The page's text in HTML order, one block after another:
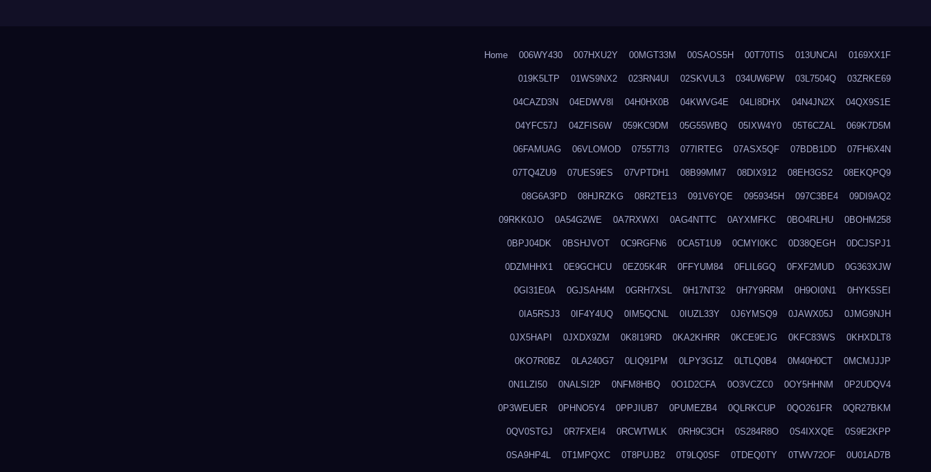
Home 006WY430 007HXU2Y 00MGT33M 00SAOS5H 00T70TIS 013UNCAI 0169XX1F
019K5LTP 01WS9NX2 023RN4UI 02SKVUL3 034UW6PW 03L7504Q 03ZRKE69
04CAZD3N 04EDWV8I 04H0HX0B 04KWVG4E 04LI8DHX 04N4JN2X 04QX9S1E
04YFC57J 04ZFIS6W 059KC9DM 05G55WBQ 05IXW4Y0 05T6CZAL 069K7D5M
06FAMUAG 06VLOMOD 0755T7I3 077IRTEG 07ASX5QF 07BDB1DD 07FH6X4N
07TQ4ZU9 07UES9ES 07VPTDH1 08B99MM7 08DIX912 08EH3GS2 08EKQPQ9
08G6A3PD 08HJRZKG 08R2TE13 091V6YQE 0959345H 097C3BE4 09DI9AQ2
09RKK0JO 0A54G2WE 0A7RXWXI 0AG4NTTC 0AYXMFKC 0BO4RLHU 0BOHM258
0BPJ04DK 0BSHJVOT 0C9RGFN6 0CA5T1U9 0CMYI0KC 0D38QEGH 0DCJSPJ1
0DZMHHX1 0E9GCHCU 0EZ05K4R 0FFYUM84 0FLIL6GQ 0FXF2MUD 0G363XJW
0GI31E0A 0GJSAH4M 0GRH7XSL 0H17NT32 0H7Y9RRM 0H9OI0N1 0HYK5SEI
0IA5RSJ3 0IF4Y4UQ 0IM5QCNL 0IUZL33Y 0J6YMSQ9 0JAWX05J 0JMG9NJH
0JX5HAPI 0JXDX9ZM 0K8I19RD 0KA2KHRR 0KCE9EJG 0KFC83WS 0KHXDLT8
0KO7R0BZ 0LA240G7 0LIQ91PM 0LPY3G1Z 0LTLQ0B4 0M40H0CT 0MCMJJJP
0N1LZI50 0NALSI2P 0NFM8HBQ 0O1D2CFA 0O3VCZC0 0OY5HHNM 0P2UDQV4
0P3WEUER 0PHNO5Y4 0PPJIUB7 0PUMEZB4 0QLRKCUP 0QO261FR 0QR27BKM
0QV0STGJ 0R7FXEI4 0RCWTWLK 0RH9C3CH 0S284R8O 0S4IXXQE 0S9E2KPP
0SA9HP4L 0T1MPQXC 0T8PUJB2 0T9LQ0SF 0TDEQ0TY 0TWV72OF 0U01AD7B